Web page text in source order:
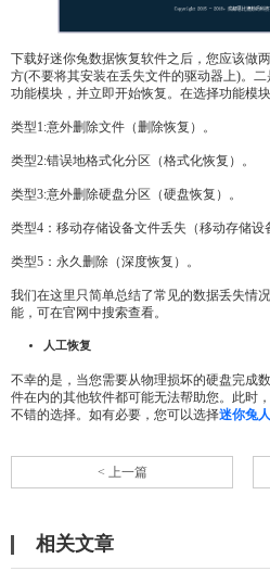
下载好迷你兔数据恢复软件之后，您应该做
方(不要将其安装在丢失文件的驱动器上)。
功能模块，并立即开始恢复。在选择功能模
类型1:意外删除文件（删除恢复）。
类型2:错误地格式化分区（格式化恢复）。
类型3:意外删除硬盘分区（硬盘恢复）。
类型4：移动存储设备文件丢失（移动存储设
类型5：永久删除（深度恢复）。
我们在这里只简单总结了常见的数据丢失情
能，可在官网中搜索查看。
人工恢复
不幸的是，当您需要从物理损坏的硬盘完成
件在内的其他软件都可能无法帮助您。此时
不错的选择。如有必要，您可以选择迷你兔
< 上一篇
相关文章